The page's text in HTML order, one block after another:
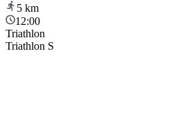
5 km
12:00
Triathlon
Triathlon S